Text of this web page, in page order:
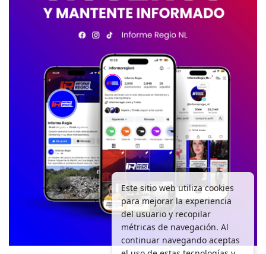
Este sitio web utiliza cookies
para mejorar la experiencia
del usuario y recopilar
métricas de navegación. Al
continuar navegando aceptas